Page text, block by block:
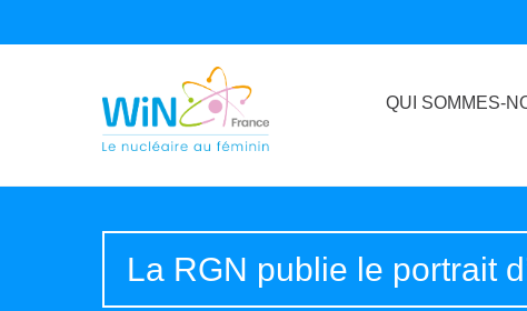
QUI SOMMES-
La RGN publie le portrait